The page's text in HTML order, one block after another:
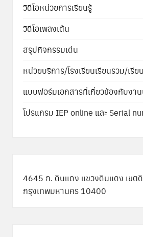
วิดีโอหน่วยการเรียนรู้
วิดีโอเพลงเต้น
สรุปกิจกรรมเด่น
หน่วยบริการ/โรงเรียนเรียนรวม/เรี
แบบฟอร์มเอกสารที่เกี่ยวข้องกับงา
โปรแกรม IEP online และ Serial
4645 ถ. ดินแดง แขวงดินแดง เขต
กรุงเทพมหานคร 10400